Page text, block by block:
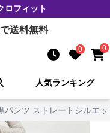
ロフィット
送料無料
0 0
人気ランキング
パンツ ストレートシルエ